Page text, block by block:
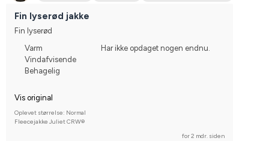
Fin lyserød jakke
Fin lyserød
Varm
Vindafvisende
Behagelig
Har ikke opdaget nogen endnu.
Vis original
Oplevet størrelse: Normal
Fleecejakke Juliet CRW®
for 2 mdr. siden